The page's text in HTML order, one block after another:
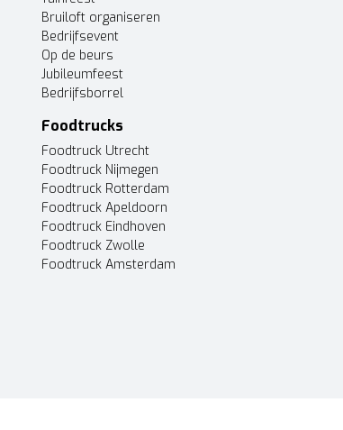
Bruiloft organiseren
Bedrijfsevent
Op de beurs
Jubileumfeest
Bedrijfsborrel
Foodtrucks
Foodtruck Utrecht
Foodtruck Nijmegen
Foodtruck Rotterdam
Foodtruck Apeldoorn
Foodtruck Eindhoven
Foodtruck Zwolle
Foodtruck Amsterdam